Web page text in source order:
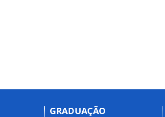
GRADUAÇÃO